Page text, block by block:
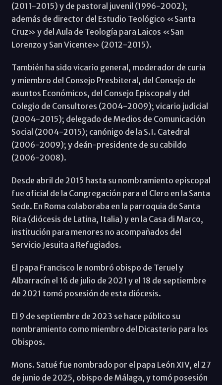
(2011-2015) y de pastoral juvenil (1996-2002);
además de director del Estudio Teológico «Santa
Cruz» y del Aula de Teología para Laicos «San
Lorenzo y San Vicente» (2012-2015).
También ha sido vicario general, moderador de curia
y miembro del Consejo Presbiteral, del Consejo de
asuntos Económicos, del Consejo Episcopal y del
Colegio de Consultores (2004-2009); vicario judicial
(2004-2015); delegado de Medios de Comunicación
Social (2004-2015); canónigo de la S.I. Catedral
(2006-2009); y deán-presidente de su cabildo
(2006-2008).
Desde abril de 2015 hasta su nombramiento episcopal
fue oficial de la Congregación para el Clero en la Santa
Sede. En Roma colaboraba en la parroquia de Santa
Rita (diócesis de Latina, Italia) y en la Casa di Marco,
institución para menores no acompañados del
Servicio Jesuita a Refugiados.
El papa Francisco le nombró obispo de Teruel y
Albarracín el 16 de julio de 2021 y el 18 de septiembre
de 2021 tomó posesión de esta diócesis.
El 9 de septiembre de 2023 se hace público su
nombramiento como miembro del Dicasterio para los
Obispos.
Mons. Satué fue nombrado por el papa León XIV, el 27
de junio de 2025, obispo de Málaga, y tomó posesión